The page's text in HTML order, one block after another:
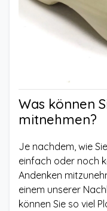
Was können
mitnehmen?
Je nachdem, wie
einfach oder noch
Andenken
einem unserer
können Sie so viel